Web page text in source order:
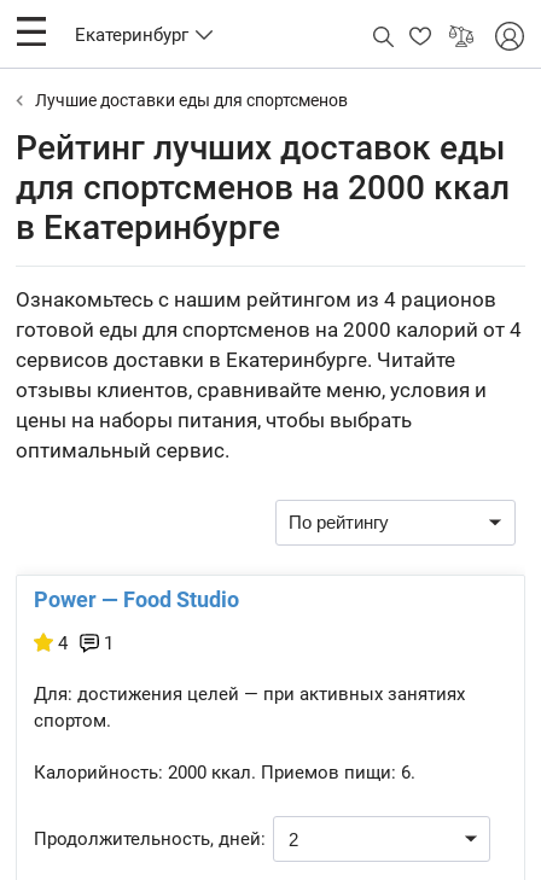
Екатеринбург
Лучшие доставки еды для спортсменов
Рейтинг лучших доставок еды
для спортсменов на 2000 ккал
в Екатеринбурге
Ознакомьтесь с нашим рейтингом из 4 рационов
готовой еды для спортсменов на 2000 калорий от 4
сервисов доставки в Екатеринбурге. Читайте
отзывы клиентов, сравнивайте меню, условия и
цены на наборы питания, чтобы выбрать
оптимальный сервис.
Power — Food Studio
4 1
Для: достижения целей — при активных занятиях
спортом.
Калорийность: 2000 ккал. Приемов пищи: 6.
Продолжительность, дней: